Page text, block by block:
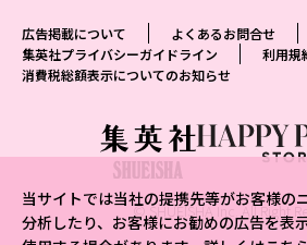
当サイトでは当社の提携先等がお客様の
分析したり、お客様にお勧めの広告を表
ジャンプルーキー！
S-MANGA
集英社コミック文庫
週刊ヤングジャンプ
ヤングジャンプ定期購読デジタル
となりのヤングジャンプ
グランドジャンプ
ウルトラジャンプ
マーガレット
別冊マーガレット
リマコミ
マンガMeets
集英社コミック文庫
マンガMee公式サイト
リマコミ
office YOU
eclat
T JAPAN
MEN'S NON-NO
集英社オンライン
アジア人物史
集英社新書プラス - 知の水先案内人
kotoba
情報・知識＆オピニオン imidas
ダッシュエックス文庫公式サイト
集英社Webマガジン コバルト
集英社の児童図書 S-KIDS.LAND
HAPPY PLUS STORE
SHUEISHA VOX
LEEマルシェ
eclat premium
mirabella homme
広告掲載について
よくあるお問合せ
集英社プライバシーガイドライン
利用規
消費税総額表示についてのお知らせ
© SHUEISHA Inc. All Right